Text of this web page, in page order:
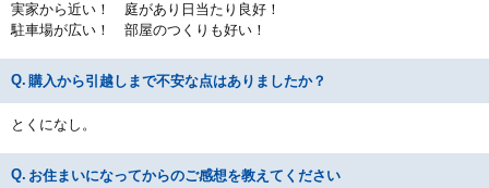
実家から近い！ 庭があり日当たり良好！
駐車場が広い！ 部屋のつくりも好い！
購入から引越しまで不安な点はありましたか？
とくになし。
お住まいになってからのご感想を教えてください